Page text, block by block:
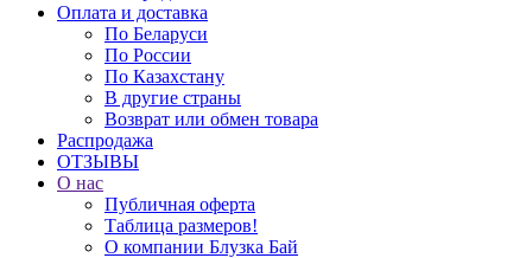
Оплата и доставка
По Беларуси
По России
По Казахстану
В другие страны
Возврат или обмен товара
Распродажа
ОТЗЫВЫ
О нас
Публичная оферта
Таблица размеров!
О компании Блузка Бай